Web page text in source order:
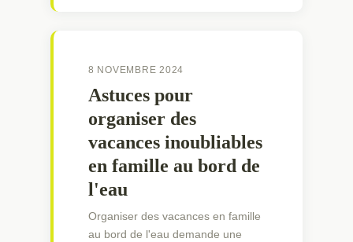
8 NOVEMBRE 2024
Astuces pour
organiser des
vacances inoubliables
en famille au bord de
l'eau
Organiser des vacances en famille
au bord de l'eau demande une